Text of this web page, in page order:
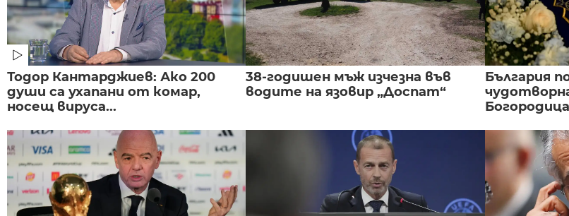
Тодор Кантарджиев: Ако 200
души са ухапани от комар,
носещ вируса...
38-годишен мъж изчезна във
водите на язовир „Доспат“
България
Богородица